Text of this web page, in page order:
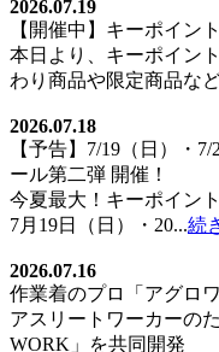
2026.07.19
【開催中】キーポイン
本日より、キーポイン
わり商品や限定商品な
2026.07.18
【予告】7/19（日）・
ール第二弾 開催！
今夏最大！キーポイン
7月19日（日）・20...続
2026.07.16
作業着のプロ「アグロ
アスリートワーカーの
WORK」を共同開発